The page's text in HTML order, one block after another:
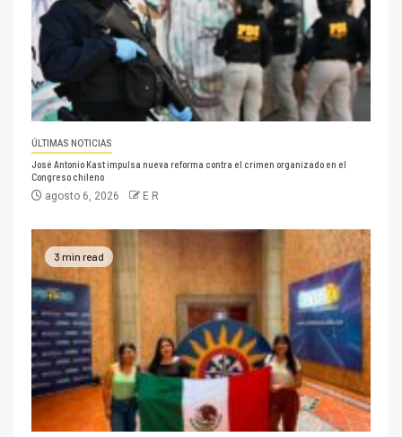
ÚLTIMAS NOTICIAS
José Antonio Kast impulsa nueva reforma contra el crimen organizado en el
Congreso chileno
agosto 6, 2026 E R
3 min read